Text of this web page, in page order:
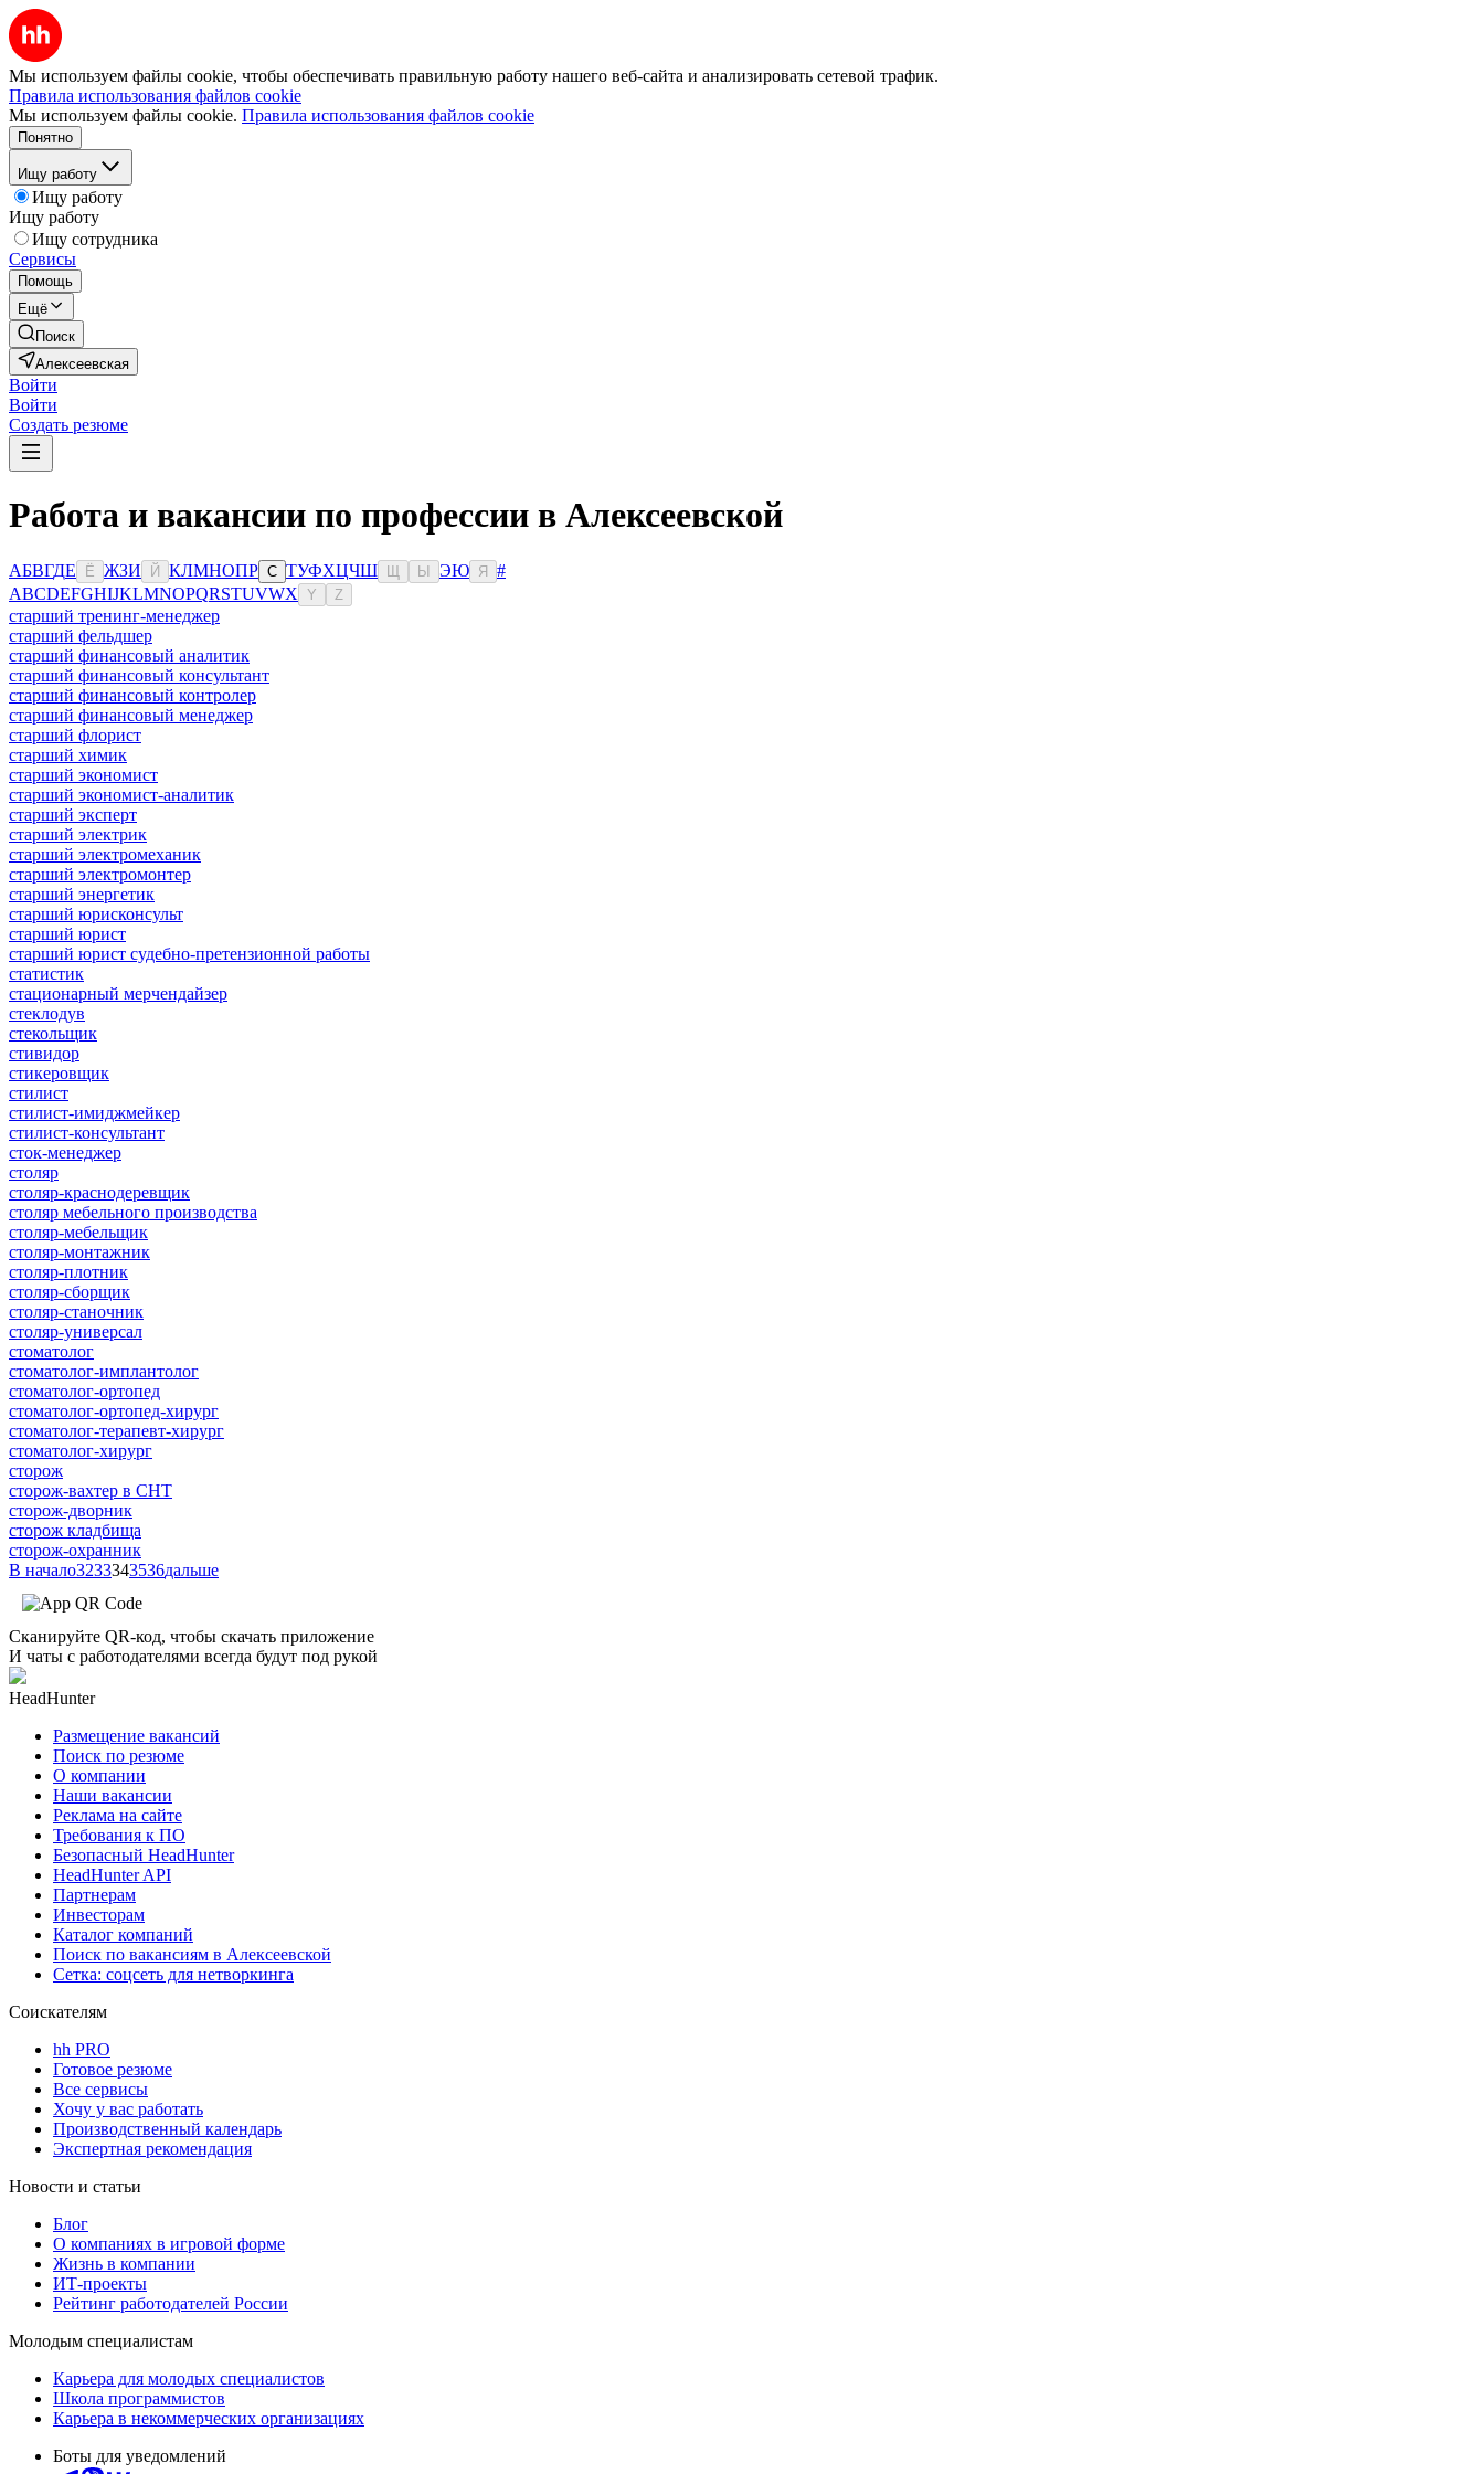
Мы используем файлы cookie, чтобы обеспечивать правильную работу нашего веб-сайта и анализировать сетевой трафик.
Правила использования файлов cookie
Мы используем файлы cookie. Правила использования файлов cookie
Понятно
Ищу работу
Ищу работу
Ищу работу
Ищу сотрудника
Сервисы
Помощь
Ещё
Поиск
Алексеевская
Войти
Войти
Создать резюме
Работа и вакансии по профессии в Алексеевской
АБВГДЕ Ё ЖЗИ Й КЛМНОПР С ТУФХЦЧШ Ы ЭЮ Я
#
ABCDEFGHIJKLMNOPQRSTUVWX Y Z
старший тренинг-менеджер
старший фельдшер
старший финансовый аналитик
старший финансовый консультант
старший финансовый контролер
старший финансовый менеджер
старший флорист
старший химик
старший экономист
старший экономист-аналитик
старший эксперт
старший электрик
старший электромеханик
старший электромонтер
старший энергетик
старший юрисконсульт
старший юрист
старший юрист судебно-претензионной работы
статистик
стационарный мерчендайзер
стеклодув
стекольщик
стивидор
стикеровщик
стилист
стилист-имиджмейкер
стилист-консультант
сток-менеджер
столяр
столяр-краснодеревщик
столяр мебельного производства
столяр-мебельщик
столяр-монтажник
столяр-плотник
столяр-сборщик
столяр-станочник
столяр-универсал
стоматолог
стоматолог-имплантолог
стоматолог-ортопед
стоматолог-ортопед-хирург
стоматолог-терапевт-хирург
стоматолог-хирург
сторож
сторож-вахтер в СНТ
сторож-дворник
сторож кладбища
сторож-охранник
В начало3233343536дальше
Сканируйте QR-код, чтобы скачать приложение
И чаты с работодателями всегда будут под рукой
HeadHunter
Размещение вакансий
Поиск по резюме
О компании
Наши вакансии
Реклама на сайте
Требования к ПО
Безопасный HeadHunter
HeadHunter API
Партнерам
Инвесторам
Каталог компаний
Поиск по вакансиям в Алексеевской
Сетка: соцсеть для нетворкинга
Соискателям
hh PRO
Готовое резюме
Все сервисы
Хочу у вас работать
Производственный календарь
Экспертная рекомендация
Новости и статьи
Блог
О компаниях в игровой форме
Жизнь в компании
ИТ-проекты
Рейтинг работодателей России
Молодым специалистам
Карьера для молодых специалистов
Школа программистов
Карьера в некоммерческих организациях
Боты для уведомлений